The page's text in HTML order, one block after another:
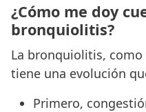
¿Cómo me doy
bronquiolitis?
La bronquiolitis,
tiene una evolución
Primero,